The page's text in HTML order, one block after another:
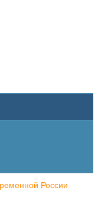
России